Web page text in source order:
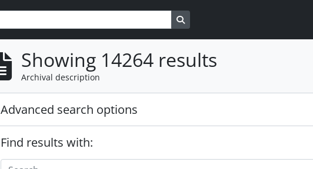
Showing 14264 results
Archival description
Advanced search options
Find results with: